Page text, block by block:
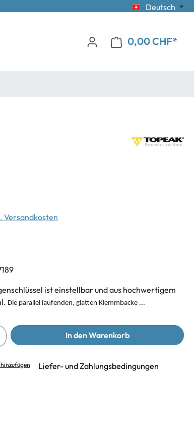
Deutsch
0,00 CHF*
Versandkosten
ist einstellbar und aus hochwertigem
Die parallel laufenden, glatten Klemmbacke ...
In den Warenkorb
Liefer- und Zahlungsbedingungen